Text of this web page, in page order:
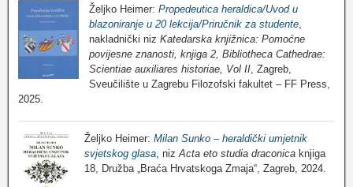
Željko Heimer: Propedeutica heraldica/Uvod u
blazoniranje u 20 lekcija/Priručnik za studente,
nakladnički niz Katedarska knjižnica: Pomoćne
povijesne znanosti, knjiga 2, Bibliotheca Cathedrae:
Scientiae auxiliares historiae, Vol II, Zagreb,
Sveučilište u Zagrebu Filozofski fakultet – FF Press,
2025.
Željko Heimer: Milan Sunko – heraldički umjetnik
svjetskog glasa , niz Acta eto studia draconica knjiga
18, Družba „Braća Hrvatskoga Zmaja“, Zagreb, 2024.